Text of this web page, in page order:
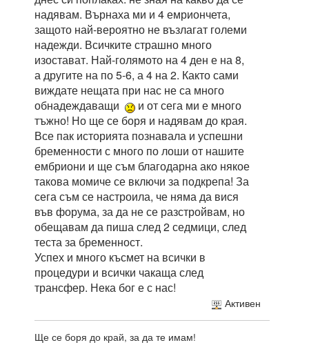
надявам. Върнаха ми и 4 емриончета,
защото най-вероятно не възлагат големи
надежди. Всичките страшно много
изостават. Най-голямото на 4 ден е на 8,
а другите на по 5-6, а 4 на 2. Както сами
виждате нещата при нас не са много
обнадеждаващи
и от сега ми е много
тъжно! Но ще се боря и надявам до края.
Все пак историята познавала и успешни
бременности с много по лоши от нашите
ембриони и ще съм благодарна ако някое
такова момиче се включи за подкрепа! За
сега съм се настроила, че няма да вися
във форума, за да не се разстройвам, но
обещавам да пиша след 2 седмици, след
теста за бременност.
Успех и много късмет на всички в
процедури и всички чакаща след
трансфер. Нека бог е с нас!
Активен
Ще се боря до край, за да те имам!